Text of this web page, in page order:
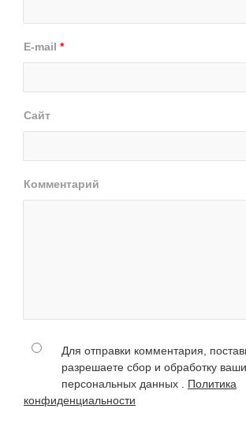
E-mail *
Сайт
Комментарий
Для отправки комментария,
разрешаете сбор и обработку
персональных данных . Политика
конфиденциальности